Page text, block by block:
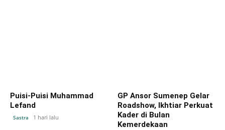
Puisi-Puisi Muhammad
Lefand
Sastra 1 hari lalu
GP Ansor Sumenep Gelar
Roadshow, Ikhtiar Perkuat
Kader di Bulan
Kemerdekaan